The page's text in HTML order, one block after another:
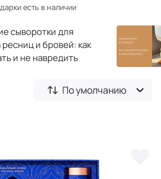
есть в наличии
сыворотки для
ресниц и бровей: как
и не навредить
По умолчанию